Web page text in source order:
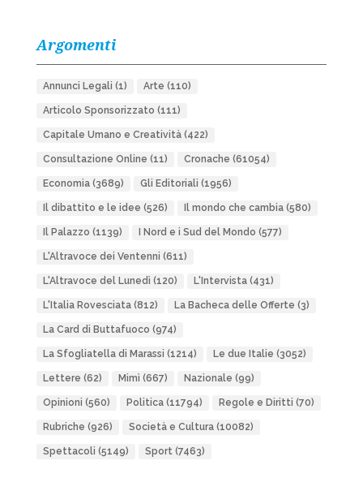
Argomenti
Annunci Legali (1) Arte (110)
Articolo Sponsorizzato (111)
Capitale Umano e Creatività(422)
Consultazione Online (11) Cronache (61054)
Economia(3689) Gli Editoriali (1956)
Il dibattito e le idee (526) Il mondo che cambia(580)
Il Palazzo (1139) I Nord e i Sud del Mondo (577)
L'Altravoce dei Ventenni (611)
L'Altravoce del Lunedì (120) L'Intervista(431)
L'Italia Rovesciata(812) La Bacheca delle Offerte (3)
La Card di Buttafuoco (974)
La Sfogliatella di Marassi (1214) Le due Italie (3052)
Lettere (62) Mimì (667) Nazionale (99)
Opinioni (560) Politica(11794) Regole e Diritti (70)
Rubriche (926) Società e Cultura(10082)
Spettacoli (5149) Sport(7463)